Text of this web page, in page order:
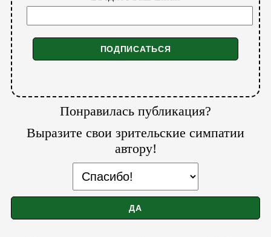
Понравилась публикация?
Выразите свои зрительские симпатии
автору!